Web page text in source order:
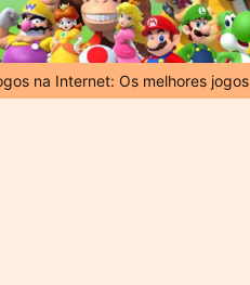
na Internet: Os melhores jogos